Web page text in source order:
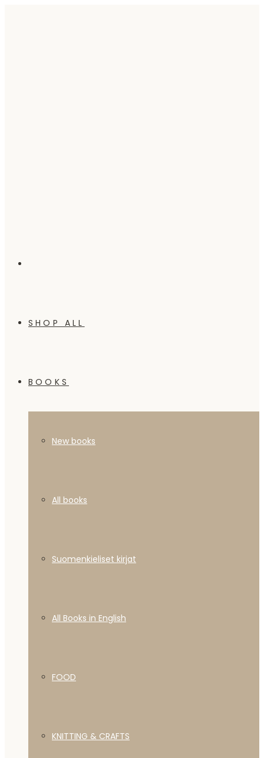
SHOP ALL
BOOKS
New books
All books
Suomenkieliset kirjat
All Books in English
FOOD
KNITTING & CRAFTS